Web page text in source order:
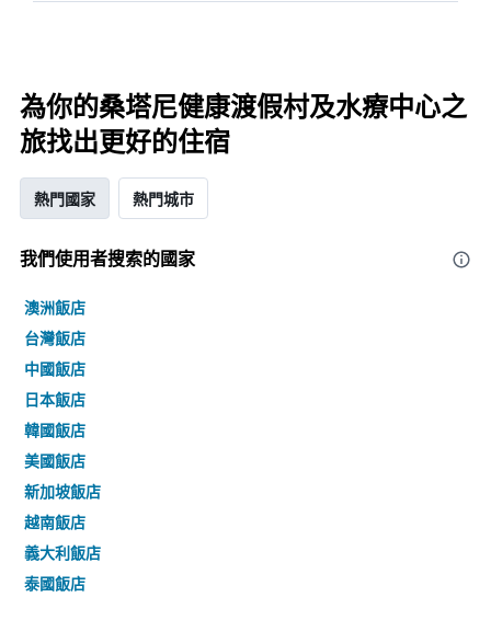
為你的桑塔尼健康渡假村及水療中心之
旅找出更好的住宿
熱門國家 熱門城市
我們使用者搜索的國家
澳洲飯店
台灣飯店
中國飯店
日本飯店
韓國飯店
美國飯店
新加坡飯店
越南飯店
義大利飯店
泰國飯店